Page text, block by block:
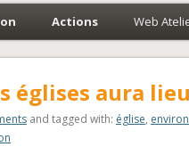
Actions Web
églises aura
and tagged with: église,